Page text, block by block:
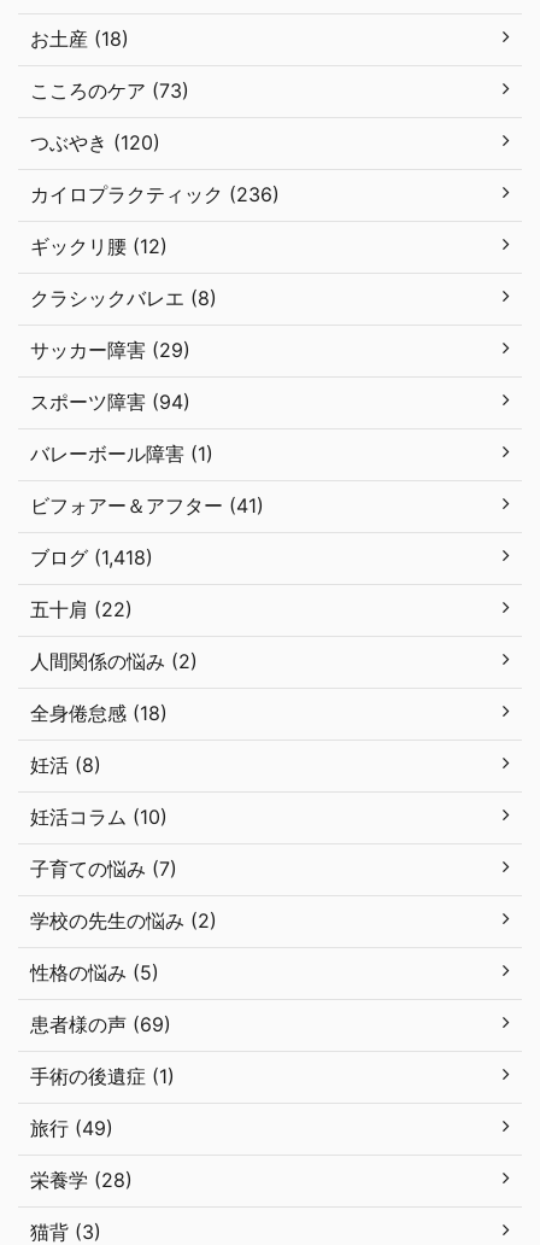
お土産 (18)
こころのケア (73)
つぶやき (120)
カイロプラクティック (236)
ギックリ腰 (12)
クラシックバレエ (8)
サッカー障害 (29)
スポーツ障害 (94)
バレーボール障害 (1)
ビフォアー＆アフター (41)
ブログ (1,418)
五十肩 (22)
人間関係の悩み (2)
全身倦怠感 (18)
妊活 (8)
妊活コラム (10)
子育ての悩み (7)
学校の先生の悩み (2)
性格の悩み (5)
患者様の声 (69)
手術の後遺症 (1)
旅行 (49)
栄養学 (28)
猫背 (3)